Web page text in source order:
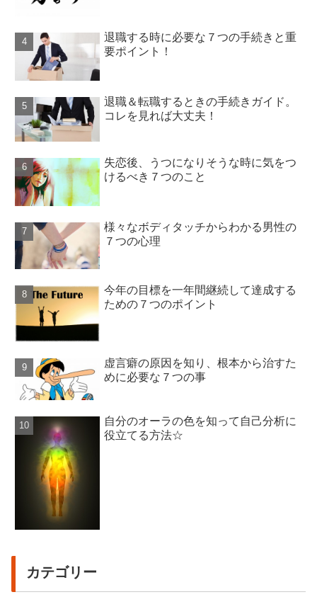
退職する時に必要な７つの手続きと重
要ポイント！
退職＆転職するときの手続きガイド。
コレを見れば大丈夫！
失恋後、うつになりそうな時に気をつ
けるべき７つのこと
様々なボディタッチからわかる男性の
７つの心理
今年の目標を一年間継続して達成する
ための７つのポイント
虚言癖の原因を知り、根本から治すた
めに必要な７つの事
自分のオーラの色を知って自己分析に
役立てる方法☆
カテゴリー